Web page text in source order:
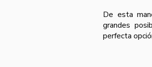
De esta
grandes
perfecta